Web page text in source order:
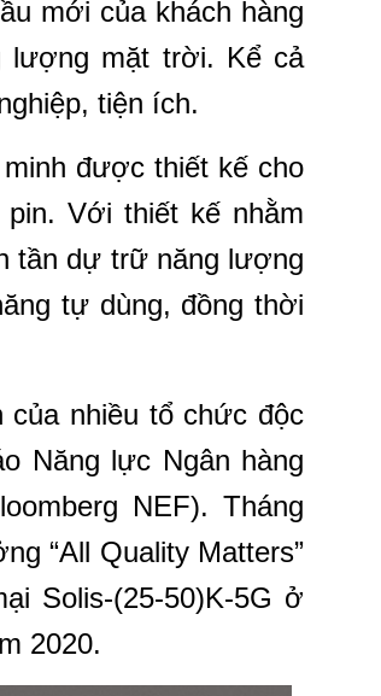
mới của khách hàng
lượng mặt trời. Kể cả
tiện ích.
được thiết kế cho
Với thiết kế nhằm
tần dự trữ năng lượng
tự dùng, đồng thời
nhiều tổ chức độc
Năng lực Ngân hàng
NEF). Tháng
“All Quality Matters”
Solis-(25-50)K-5G ở
2020.